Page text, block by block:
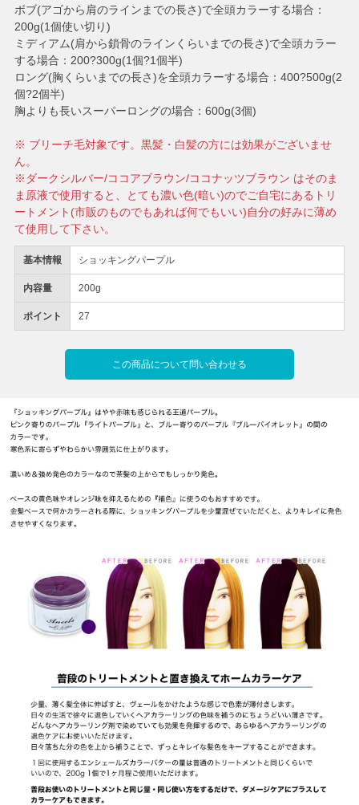
基本情報 ショッキングパープル
内容量 200g
ポイント 27
この商品について問い合わせる
ボブ(アゴから肩のラインまでの長さ)で全頭カラーする場合：
200g(1個使い切り)
ミディアム(肩から鎖骨のラインくらいまでの長さ)で全頭カラー
する場合：200?300g(1個?1個半)
ロング(胸くらいまでの長さ)を全頭カラーする場合：400?500g(2
個?2個半)
胸よりも長いスーパーロングの場合：600g(3個)
※ ブリーチ毛対象です。黒髪・白髪の方には効果がございませ
ん。
※ダークシルバー/ココアブラウン/ココナッツブラウン はそのま
ま原液で使用すると、とても濃い色(暗い)のでご自宅にあるトリ
ートメント(市販のものでもあれば何でもいい)自分の好みに薄め
て使用して下さい。